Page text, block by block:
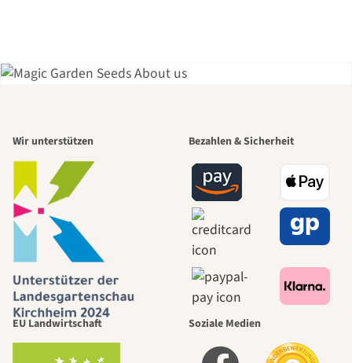
schönsten
Wege zu uns
selbst führt
durch den
Garten
Wir unterstützen Bezahlen & Sicherheit
EU Landwirtschaft Soziale Medien